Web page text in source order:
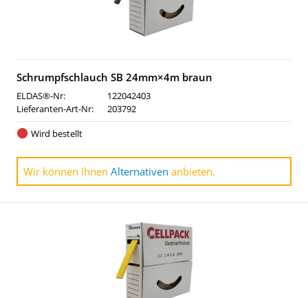
Schrumpfschlauch SB 24mm×4m braun
ELDAS®-Nr:
122042403
Lieferanten-Art-Nr:
203792
Wird bestellt
Wir können Ihnen Alternativen anbieten.